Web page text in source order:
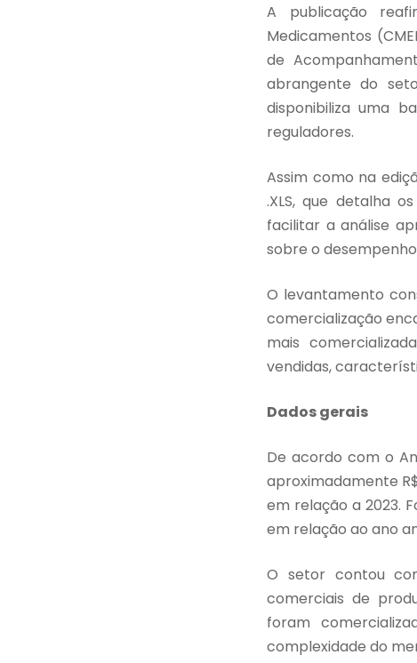
A publicação
Medicamentos
de
abrangente do
disponibiliza uma
reguladores.
Assim como na
.XLS, que detalha
facilitar a análise
sobre o
O levantamento
comercialização
mais
vendidas,
Dados gerais
De acordo com o
aproximadamente
em relação a 2023.
em relação ao ano
O setor contou
comerciais de
foram
complexidade do